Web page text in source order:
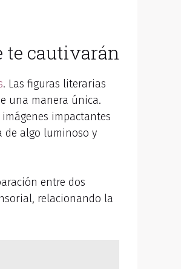
te cautivarán
. Las figuras literarias
una manera única.
impactantes
de algo luminoso y
entre dos
relacionando la